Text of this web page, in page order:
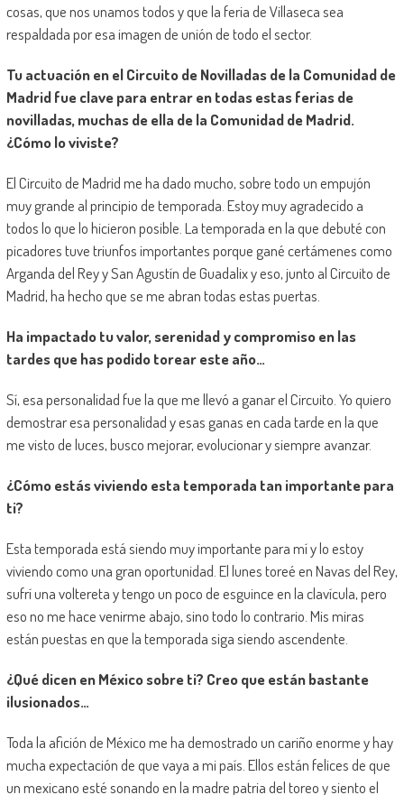
cosas, que nos unamos todos y que la feria de Villaseca sea
respaldada por esa imagen de unión de todo el sector.
Tu actuación en el Circuito de Novilladas de la Comunidad de
Madrid fue clave para entrar en todas estas ferias de
novilladas, muchas de ella de la Comunidad de Madrid.
¿Cómo lo viviste?
El Circuito de Madrid me ha dado mucho, sobre todo un empujón
muy grande al principio de temporada. Estoy muy agradecido a
todos lo que lo hicieron posible. La temporada en la que debuté con
picadores tuve triunfos importantes porque gané certámenes como
Arganda del Rey y San Agustín de Guadalix y eso, junto al Circuito de
Madrid, ha hecho que se me abran todas estas puertas.
Ha impactado tu valor, serenidad y compromiso en las
tardes que has podido torear este año…
Sí, esa personalidad fue la que me llevó a ganar el Circuito. Yo quiero
demostrar esa personalidad y esas ganas en cada tarde en la que
me visto de luces, busco mejorar, evolucionar y siempre avanzar.
¿Cómo estás viviendo esta temporada tan importante para
ti?
Esta temporada está siendo muy importante para mí y lo estoy
viviendo como una gran oportunidad. El lunes toreé en Navas del Rey,
sufrí una voltereta y tengo un poco de esguince en la clavícula, pero
eso no me hace venirme abajo, sino todo lo contrario. Mis miras
están puestas en que la temporada siga siendo ascendente.
¿Qué dicen en México sobre ti? Creo que están bastante
ilusionados…
Toda la afición de México me ha demostrado un cariño enorme y hay
mucha expectación de que vaya a mi país. Ellos están felices de que
un mexicano esté sonando en la madre patria del toreo y siento el